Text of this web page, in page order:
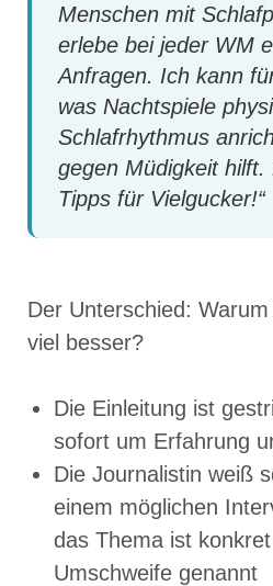
Menschen mit
erlebe bei jeder WM
Anfragen. Ich kann
was Nachtspiele
Schlafrhythmus
gegen Müdigkeit
Tipps für Vielgucker!“
Der Unterschied:
viel besser?
Die Einleitung ist
sofort um Erfahrung
Die Journalistin weiß
einem möglichen
das Thema ist
Umschweife genannt